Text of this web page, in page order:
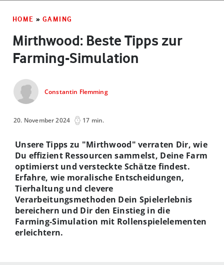
HOME » GAMING
Mirthwood: Beste Tipps zur
Farming-Simulation
Constantin Flemming
20. November 2024 17 min.
Unsere Tipps zu "Mirthwood" verraten Dir, wie
Du effizient Ressourcen sammelst, Deine Farm
optimierst und versteckte Schätze findest.
Erfahre, wie moralische Entscheidungen,
Tierhaltung und clevere
Verarbeitungsmethoden Dein Spielerlebnis
bereichern und Dir den Einstieg in die
Farming-Simulation mit Rollenspielelementen
erleichtern.